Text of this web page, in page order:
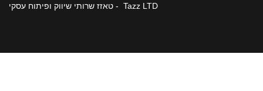
Tazz LTD - טאזז שרותי שיווק ופיתוח עסקי